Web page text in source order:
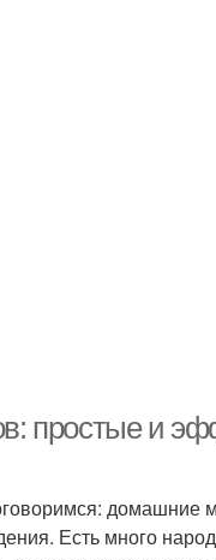
простые и
домашние
Есть много